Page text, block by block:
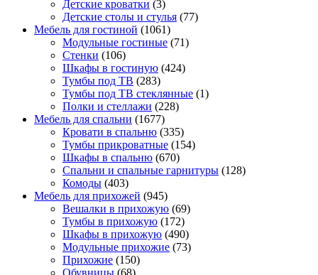
Детские кроватки (3)
Детские столы и стулья (77)
Мебель для гостиной (1061)
Модульные гостиные (71)
Стенки (106)
Шкафы в гостиную (424)
Тумбы под ТВ (283)
Тумбы под ТВ стеклянные (1)
Полки и стеллажи (228)
Мебель для спальни (1677)
Кровати в спальню (335)
Тумбы прикроватные (154)
Шкафы в спальню (670)
Спальни и спальные гарнитуры (128)
Комоды (403)
Мебель для прихожей (945)
Вешалки в прихожую (69)
Тумбы в прихожую (172)
Шкафы в прихожую (490)
Модульные прихожие (73)
Прихожие (150)